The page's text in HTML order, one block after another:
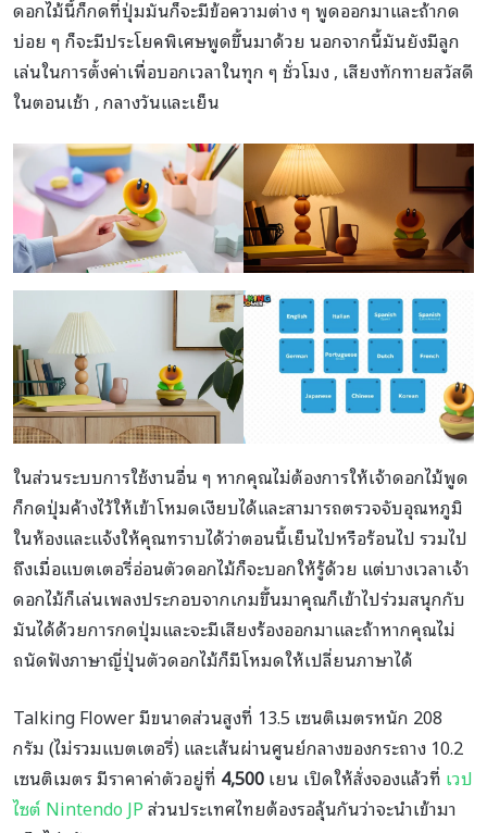
ดอกไม้นี้ก็กดที่ปุ่มมันก็จะมีข้อความต่าง ๆ พูดออกมาและถ้ากด
บ่อย ๆ ก็จะมีประโยคพิเศษพูดขึ้นมาด้วย นอกจากนี้มันยังมีลูก
เล่นในการตั้งค่าเพื่อบอกเวลาในทุก ๆ ชั่วโมง , เสียงทักทายสวัสดี
ในตอนเช้า , กลางวันและเย็น
ในส่วนระบบการใช้งานอื่น ๆ หากคุณไม่ต้องการให้เจ้าดอกไม้พูด
ก็กดปุ่มค้างไว้ให้เข้าโหมดเงียบได้และสามารถตรวจจับอุณหภูมิ
ในห้องและแจ้งให้คุณทราบได้ว่าตอนนี้เย็นไปหรือร้อนไป รวมไป
ถึงเมื่อแบตเตอรี่อ่อนตัวดอกไม้ก็จะบอกให้รู้ด้วย แต่บางเวลาเจ้า
ดอกไม้ก็เล่นเพลงประกอบจากเกมขึ้นมาคุณก็เข้าไปร่วมสนุกกับ
มันได้ด้วยการกดปุ่มและจะมีเสียงร้องออกมาและถ้าหากคุณไม่
ถนัดฟังภาษาญี่ปุ่นตัวดอกไม้ก็มีโหมดให้เปลี่ยนภาษาได้
Talking Flower มีขนาดส่วนสูงที่ 13.5 เซนติเมตรหนัก 208
กรัม (ไม่รวมแบตเตอรี่) และเส้นผ่านศูนย์กลางของกระถาง 10.2
เซนติเมตร มีราคาค่าตัวอยู่ที่ 4,500เยน เปิดให้สั่งจองแล้วที่ เวป
ไซต์ Nintendo JPส่วนประเทศไทยต้องรอลุ้นกันว่าจะนำเข้ามา